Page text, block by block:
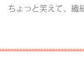
ちょっと笑えて、繊